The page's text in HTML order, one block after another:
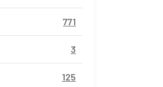
771
3
125